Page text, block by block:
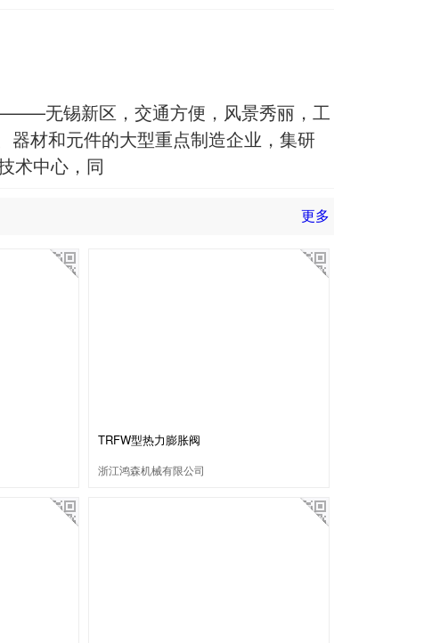
无锡新区，交通方便，风景秀丽，工
器材和元件的大型重点制造企业，集研
术中心，同
更多
TRFW型热力膨胀阀
浙江鸿森机械有限公司